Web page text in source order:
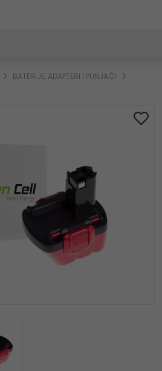
BATERIJE, ADAPTERI I PUNJAČI